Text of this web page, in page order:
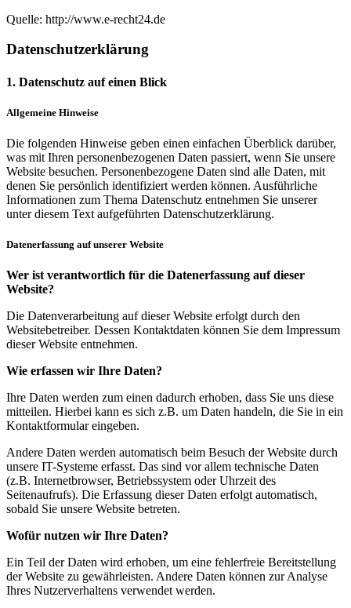
Quelle: http://www.e-recht24.de
Datenschutzerklärung
1. Datenschutz auf einen Blick
Allgemeine Hinweise
Die folgenden Hinweise geben einen einfachen Überblick darüber,
was mit Ihren personenbezogenen Daten passiert, wenn Sie unsere
Website besuchen. Personenbezogene Daten sind alle Daten, mit
denen Sie persönlich identifiziert werden können. Ausführliche
Informationen zum Thema Datenschutz entnehmen Sie unserer
unter diesem Text aufgeführten Datenschutzerklärung.
Datenerfassung auf unserer Website
Wer ist verantwortlich für die Datenerfassung auf dieser
Website?
Die Datenverarbeitung auf dieser Website erfolgt durch den
Websitebetreiber. Dessen Kontaktdaten können Sie dem Impressum
dieser Website entnehmen.
Wie erfassen wir Ihre Daten?
Ihre Daten werden zum einen dadurch erhoben, dass Sie uns diese
mitteilen. Hierbei kann es sich z.B. um Daten handeln, die Sie in ein
Kontaktformular eingeben.
Andere Daten werden automatisch beim Besuch der Website durch
unsere IT-Systeme erfasst. Das sind vor allem technische Daten
(z.B. Internetbrowser, Betriebssystem oder Uhrzeit des
Seitenaufrufs). Die Erfassung dieser Daten erfolgt automatisch,
sobald Sie unsere Website betreten.
Wofür nutzen wir Ihre Daten?
Ein Teil der Daten wird erhoben, um eine fehlerfreie Bereitstellung
der Website zu gewährleisten. Andere Daten können zur Analyse
Ihres Nutzerverhaltens verwendet werden.